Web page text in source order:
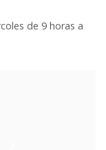
de 9 horas a